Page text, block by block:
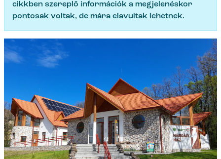
cikkben szereplő információk a megjelenéskor
pontosak voltak, de mára elavultak lehetnek.